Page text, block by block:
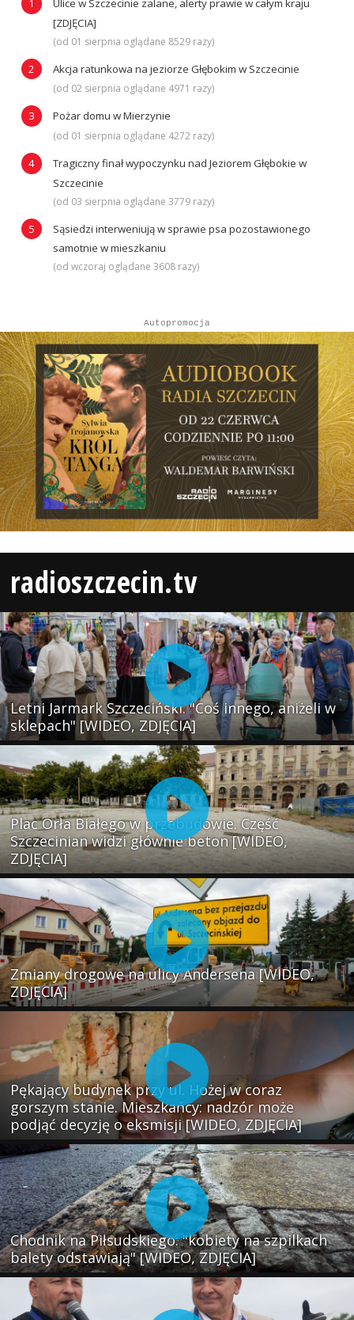
Ulice w Szczecinie zalane, alerty prawie w całym kraju
[ZDJĘCIA]
(od 01 sierpnia oglądane 8529 razy)
Akcja ratunkowa na jeziorze Głębokim w Szczecinie
(od 02 sierpnia oglądane 4971 razy)
Pożar domu w Mierzynie
(od 01 sierpnia oglądane 4272 razy)
Tragiczny finał wypoczynku nad Jeziorem Głębokie w
Szczecinie
(od 03 sierpnia oglądane 3779 razy)
Sąsiedzi interweniują w sprawie psa pozostawionego
samotnie w mieszkaniu
(od wczoraj oglądane 3608 razy)
Autopromocja
radioszczecin.tv
Letni Jarmark Szczeciński. "Coś innego, aniżeli w
sklepach" [WIDEO, ZDJĘCIA]
Plac Orła Białego w przebudowie. Część
Szczecinian widzi głównie beton [WIDEO,
ZDJĘCIA]
Zmiany drogowe na ulicy Andersena [WIDEO,
ZDJĘCIA]
Pękający budynek przy ul. Hożej w coraz
gorszym stanie. Mieszkańcy: nadzór może
podjąć decyzję o eksmisji [WIDEO, ZDJĘCIA]
Chodnik na Piłsudskiego: "kobiety na szpilkach
balety odstawiają" [WIDEO, ZDJĘCIA]